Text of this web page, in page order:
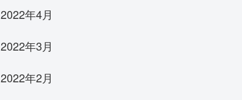
2022年4月
2022年3月
2022年2月